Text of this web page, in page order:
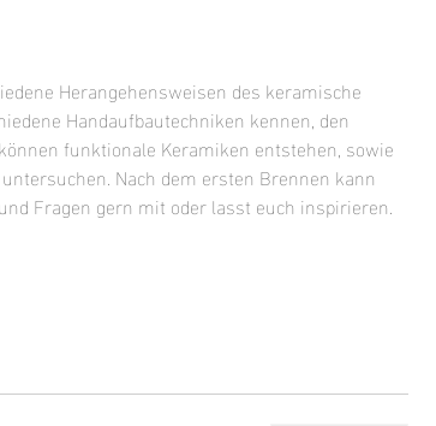
Herangehensweisen des keramische
Handaufbautechniken kennen, den
funktionale Keramiken entstehen, sowie
Nach dem ersten Brennen kann
Fragen gern mit oder lasst euch inspirieren.